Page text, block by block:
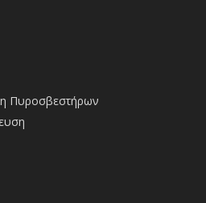
Πυροσβεστήρων